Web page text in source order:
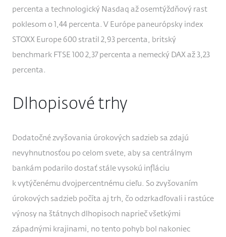
percenta a technologický Nasdaq až osemtýždňový rast
poklesom o 1,44 percenta. V Európe paneurópsky index
STOXX Europe 600 stratil 2,93 percenta, britský
benchmark FTSE 100 2,37 percenta a nemecký DAX až 3,23
percenta.
Dlhopisové trhy
Dodatočné zvyšovania úrokových sadzieb sa zdajú
nevyhnutnosťou po celom svete, aby sa centrálnym
bankám podarilo dostať stále vysokú infláciu
k vytýčenému dvojpercentnému cieľu. So zvyšovaním
úrokových sadzieb počíta aj trh, čo odzrkadľovali i rastúce
výnosy na štátnych dlhopisoch naprieč všetkými
západnými krajinami, no tento pohyb bol nakoniec